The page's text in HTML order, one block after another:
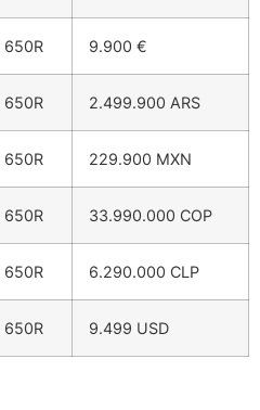
650R 9.900 €
650R 2.499.900 ARS
650R 229.900 MXN
650R 33.990.000 COP
650R 6.290.000 CLP
650R 9.499 USD